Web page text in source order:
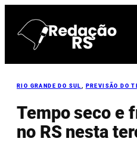
para
RIO GRANDE DO SUL , PREVISÃO DO
Tempo seco e
no RS nesta